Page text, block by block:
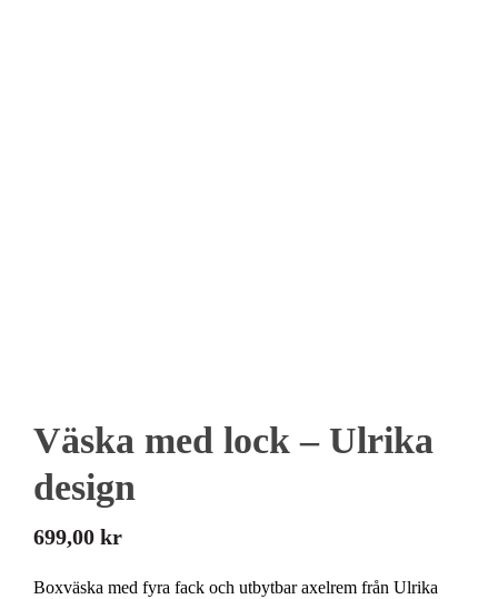
Väska med lock – Ulrika
design
699,00 kr
Boxväska med fyra fack och utbytbar axelrem från Ulrika